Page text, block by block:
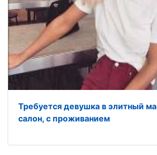
Требуется девушка в элитный
салон, с проживанием